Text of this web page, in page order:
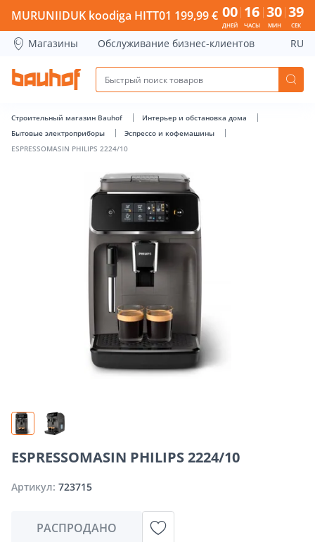
ESPRESSOMASIN PHILIPS 2224/10 - Bauhof has loaded
MURUNIIDUK koodiga HITT01 199,99 € 00
ДНЕЙ
16
ЧАСЫ
30
МИН
38
СЕК
Магазины Обслуживание бизнес-клиентов RU
Строительный магазин Bauhof
Интерьер и обстановка дома
Бытовые электроприборы
Эспрессо и кофемашины
ESPRESSOMASIN PHILIPS 2224/10
ESPRESSOMASIN PHILIPS 2224/10
Артикул: 723715
РАСПРОДАНО